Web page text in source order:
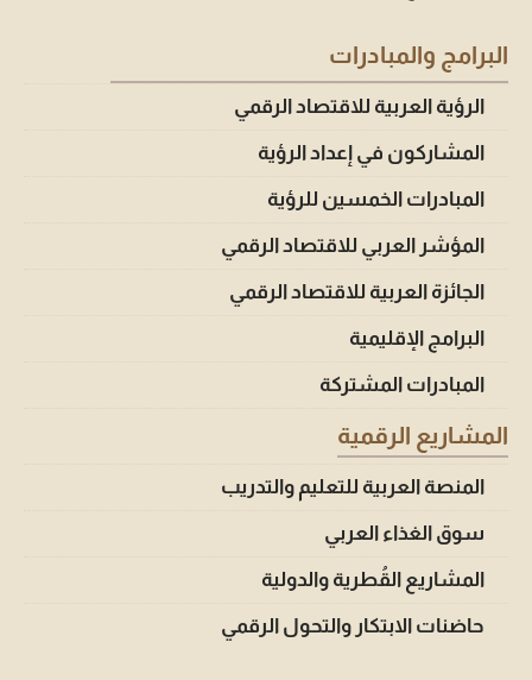
البرامج والمبادرات
الرؤية العربية للاقتصاد الرقمي
المشاركون في إعداد الرؤية
المبادرات الخمسين للرؤية
المؤشر العربي للاقتصاد الرقمي
الجائزة العربية للاقتصاد الرقمي
البرامج الإقليمية
المبادرات المشتركة
المشاريع الرقمية
المنصة العربية للتعليم والتدريب
سوق الغذاء العربي
المشاريع القُطرية والدولية
حاضنات الابتكار والتحول الرقمي